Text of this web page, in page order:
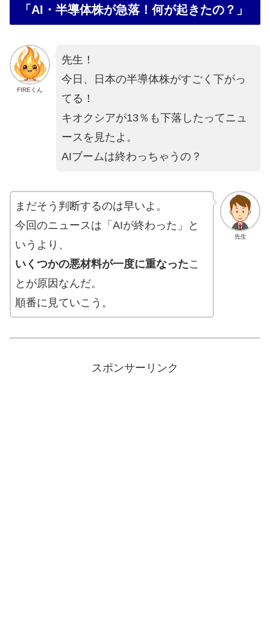
「AI・半導体株が急落！何が起きたの？」
FIREくん
先生！
今日、日本の半導体株がすごく下がっ
てる！
キオクシアが13％も下落したってニュ
ースを見たよ。
AIブームは終わっちゃうの？
先生
まだそう判断するのは早いよ。
今回のニュースは「AIが終わった」と
いうより、
いくつかの悪材料が一度に重なったこ
とが原因なんだ。
順番に見ていこう。
スポンサーリンク